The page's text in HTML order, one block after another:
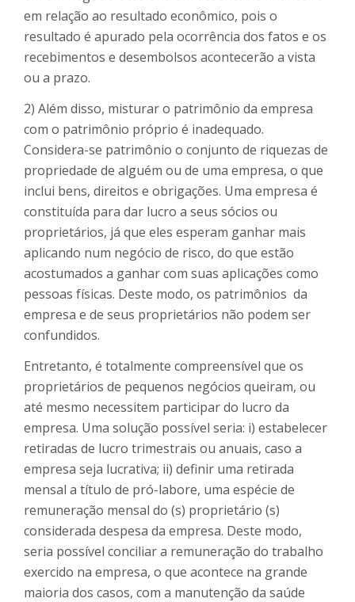
em relação ao resultado econômico, pois o
resultado é apurado pela ocorrência dos fatos e os
recebimentos e desembolsos acontecerão a vista
ou a prazo.
2) Além disso, misturar o patrimônio da empresa
com o patrimônio próprio é inadequado.
Considera-se patrimônio o conjunto de riquezas de
propriedade de alguém ou de uma empresa, o que
inclui bens, direitos e obrigações. Uma empresa é
constituída para dar lucro a seus sócios ou
proprietários, já que eles esperam ganhar mais
aplicando num negócio de risco, do que estão
acostumados a ganhar com suas aplicações como
pessoas físicas. Deste modo, os patrimônios da
empresa e de seus proprietários não podem ser
confundidos.
Entretanto, é totalmente compreensível que os
proprietários de pequenos negócios queiram, ou
até mesmo necessitem participar do lucro da
empresa. Uma solução possível seria: i) estabelecer
retiradas de lucro trimestrais ou anuais, caso a
empresa seja lucrativa; ii) definir uma retirada
mensal a título de pró-labore, uma espécie de
remuneração mensal do (s) proprietário (s)
considerada despesa da empresa. Deste modo,
seria possível conciliar a remuneração do trabalho
exercido na empresa, o que acontece na grande
maioria dos casos, com a manutenção da saúde